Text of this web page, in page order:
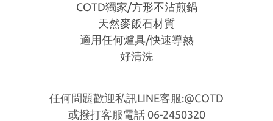
COTD獨家/方形不沾煎鍋
天然麥飯石材質
適用任何爐具/快速導熱
好清洗
任何問題歡迎私訊LINE客服:@COTD
或撥打客服電話 06-2450320